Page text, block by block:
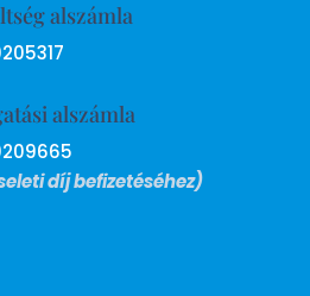
alszámla
alszámla
díj befizetéséhez)